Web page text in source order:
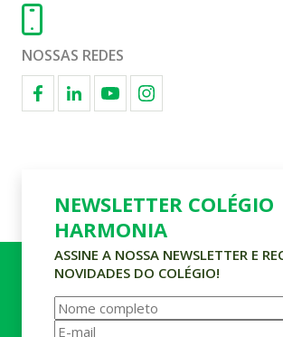
NOSSAS REDES
NEWSLETTER COLÉGIO
HARMONIA
ASSINE A NOSSA NEWSLETTER E
NOVIDADES DO COLÉGIO!